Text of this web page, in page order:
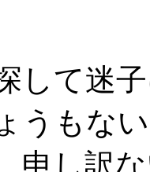
して迷
うもな
申し訳